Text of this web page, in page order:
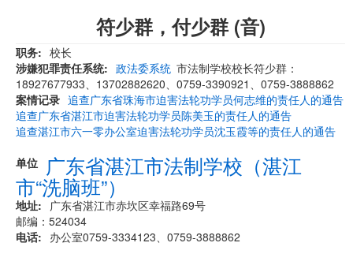
符少群，付少群 (音)
职务
校长
涉嫌犯罪责任系统
政法委系统 市法制学校校长符少群：
18927677933、13702882620、0759-3390921、0759-3888862
案情记录 追查广东省珠海市迫害法轮功学员何志维的责任人的通告
追查广东省湛江市迫害法轮功学员陈美玉的责任人的通告
追查湛江市六一零办公室迫害法轮功学员沈玉霞等的责任人的通告
单位
广东省湛江市法制学校（湛江
市“洗脑班”）
地址
广东省湛江市赤坎区幸福路69号
邮编：524034
电话
办公室0759-3334123、0759-3888862